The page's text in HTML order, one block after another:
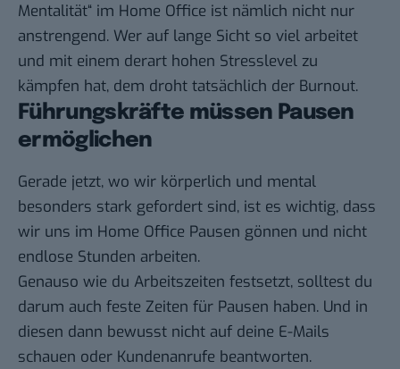
Mentalität“ im Home Office ist nämlich nicht nur
anstrengend. Wer auf lange Sicht so viel arbeitet
und mit einem derart hohen Stresslevel zu
kämpfen hat, dem droht tatsächlich der Burnout.
Führungskräfte müssen Pausen
ermöglichen
Gerade jetzt, wo wir körperlich und mental
besonders stark gefordert sind, ist es wichtig, dass
wir uns im Home Office Pausen gönnen und nicht
endlose Stunden arbeiten.
Genauso wie du Arbeitszeiten festsetzt, solltest du
darum auch feste Zeiten für Pausen haben. Und in
diesen dann bewusst nicht auf deine E-Mails
schauen oder Kundenanrufe beantworten.